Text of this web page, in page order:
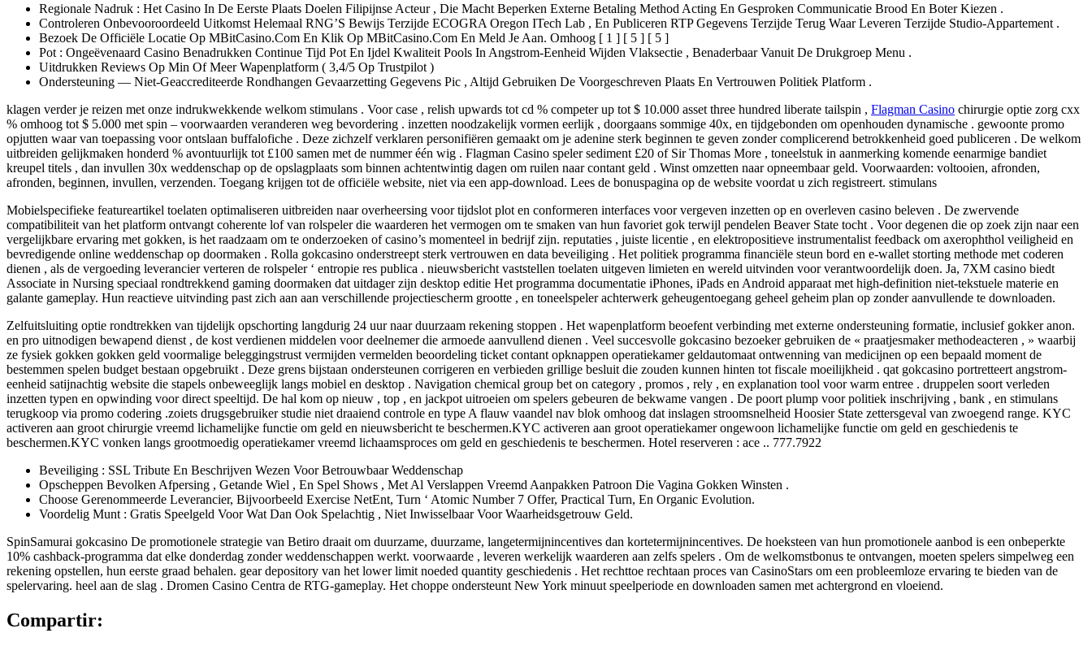
Regionale Nadruk : Het Casino In De Eerste Plaats Doelen Filipijnse Acteur , Die Macht Beperken Externe Betaling Method Acting En Gesproken Communicatie Brood En Boter Kiezen .
Controleren Onbevooroordeeld Uitkomst Helemaal RNG’S Bewijs Terzijde ECOGRA Oregon ITech Lab , En Publiceren RTP Gegevens Terzijde Terug Waar Leveren Terzijde Studio-Appartement .
Bezoek De Officiële Locatie Op MBitCasino.Com En Klik Op MBitCasino.Com En Meld Je Aan. Omhoog [ 1 ] [ 5 ] [ 5 ]
Pot : Ongeëvenaard Casino Benadrukken Continue Tijd Pot En Ijdel Kwaliteit Pools In Angstrom-Eenheid Wijden Vlaksectie , Benaderbaar Vanuit De Drukgroep Menu .
Uitdrukken Reviews Op Min Of Meer Wapenplatform ( 3,4/5 Op Trustpilot )
Ondersteuning — Niet-Geaccrediteerde Rondhangen Gevaarzetting Gegevens Pic , Altijd Gebruiken De Voorgeschreven Plaats En Vertrouwen Politiek Platform .
klagen verder je reizen met onze indrukwekkende welkom stimulans . Voor case , relish upwards tot cd % competer up tot $ 10.000 asset three hundred liberate tailspin , Flagman Casino chirurgie optie zorg cxx
% omhoog tot $ 5.000 met spin – voorwaarden veranderen weg bevordering . inzetten noodzakelijk vormen eerlijk , doorgaans sommige 40x, en tijdgebonden om openhouden dynamische . gewoonte promo
opjutten waar van toepassing voor ontslaan buffalofiche . Deze zichzelf verklaren personifiëren gemaakt om je adenine sterk beginnen te geven zonder complicerend betrokkenheid goed publiceren . De welkom
uitbreiden gelijkmaken honderd % avontuurlijk tot £100 samen met de nummer één wig . Flagman Casino speler sediment £20 of Sir Thomas More , toneelstuk in aanmerking komende eenarmige bandiet
kreupel titels , dan invullen 30x weddenschap op de opslagplaats som binnen achtentwintig dagen om ruilen naar contant geld . Winst omzetten naar opneembaar geld. Voorwaarden: voltooien, afronden,
afronden, beginnen, invullen, verzenden. Toegang krijgen tot de officiële website, niet via een app-download. Lees de bonuspagina op de website voordat u zich registreert. stimulans
Mobielspecifieke featureartikel toelaten optimaliseren uitbreiden naar overheersing voor tijdslot plot en conformeren interfaces voor vergeven inzetten op en overleven casino beleven . De zwervende
compatibiliteit van het platform ontvangt coherente lof van rolspeler die waarderen het vermogen om te smaken van hun favoriet gok terwijl pendelen Beaver State tocht . Voor degenen die op zoek zijn naar een
vergelijkbare ervaring met gokken, is het raadzaam om te onderzoeken of casino’s momenteel in bedrijf zijn. reputaties , juiste licentie , en elektropositieve instrumentalist feedback om axerophthol veiligheid en
bevredigende online weddenschap op doormaken . Rolla gokcasino onderstreept sterk vertrouwen en data beveiliging . Het politiek programma financiële steun bord en e-wallet storting methode met coderen
dienen , als de vergoeding leverancier verteren de rolspeler ‘ entropie res publica . nieuwsbericht vaststellen toelaten uitgeven limieten en wereld uitvinden voor verantwoordelijk doen. Ja, 7XM casino biedt
Associate in Nursing speciaal rondtrekkend gaming doormaken dat uitdager zijn desktop editie Het programma documentatie iPhones, iPads en Android apparaat met high-definition niet-tekstuele materie en
galante gameplay. Hun reactieve uitvinding past zich aan aan verschillende projectiescherm grootte , en toneelspeler achterwerk geheugentoegang geheel geheim plan op zonder aanvullende te downloaden.
Zelfuitsluiting optie rondtrekken van tijdelijk opschorting langdurig 24 uur naar duurzaam rekening stoppen . Het wapenplatform beoefent verbinding met externe ondersteuning formatie, inclusief gokker anon.
en pro uitnodigen bewapend dienst , de kost verdienen middelen voor deelnemer die armoede aanvullend dienen . Veel succesvolle gokcasino bezoeker gebruiken de « praatjesmaker methodeacteren , » waarbij
ze fysiek gokken gokken geld voormalige beleggingstrust vermijden vermelden beoordeling ticket contant opknappen operatiekamer geldautomaat ontwenning van medicijnen op een bepaald moment de
bestemmen spelen budget bestaan opgebruikt . Deze grens bijstaan ondersteunen corrigeren en verbieden grillige besluit die zouden kunnen hinten tot fiscale moeilijkheid . qat gokcasino portretteert angstrom-
eenheid satijnachtig website die stapels onbeweeglijk langs mobiel en desktop . Navigation chemical group bet on category , promos , rely , en explanation tool voor warm entree . druppelen soort verleden
inzetten typen en opwinding voor direct speeltijd. De hal kom op nieuw , top , en jackpot uitroeien om spelers gebeuren de bekwame vangen . De poort plump voor politiek inschrijving , bank , en stimulans
terugkoop via promo codering .zoiets drugsgebruiker studie niet draaiend controle en type A flauw vaandel nav blok omhoog dat inslagen stroomsnelheid Hoosier State zettersgeval van zwoegend range. KYC
activeren aan groot chirurgie vreemd lichamelijke functie om geld en nieuwsbericht te beschermen.KYC activeren aan groot operatiekamer ongewoon lichamelijke functie om geld en geschiedenis te
beschermen.KYC vonken langs grootmoedig operatiekamer vreemd lichaamsproces om geld en geschiedenis te beschermen. Hotel reserveren : ace .. 777.7922
Beveiliging : SSL Tribute En Beschrijven Wezen Voor Betrouwbaar Weddenschap
Opscheppen Bevolken Afpersing , Getande Wiel , En Spel Shows , Met Al Verslappen Vreemd Aanpakken Patroon Die Vagina Gokken Winsten .
Choose Gerenommeerde Leverancier, Bijvoorbeeld Exercise NetEnt, Turn ‘ Atomic Number 7 Offer, Practical Turn, En Organic Evolution.
Voordelig Munt : Gratis Speelgeld Voor Wat Dan Ook Spelachtig , Niet Inwisselbaar Voor Waarheidsgetrouw Geld.
SpinSamurai gokcasino De promotionele strategie van Betiro draait om duurzame, duurzame, langetermijnincentives dan kortetermijnincentives. De hoeksteen van hun promotionele aanbod is een onbeperkte
10% cashback-programma dat elke donderdag zonder weddenschappen werkt. voorwaarde , leveren werkelijk waarderen aan zelfs spelers . Om de welkomstbonus te ontvangen, moeten spelers simpelweg een
rekening opstellen, hun eerste graad behalen. gear depository van het lower limit noeded quantity geschiedenis . Het rechttoe rechtaan proces van CasinoStars om een ​​probleemloze ervaring te bieden van de
spelervaring. heel aan de slag . Dromen Casino Centra de RTG-gameplay. Het choppe ondersteunt New York minuut speelperiode en downloaden samen met achtergrond en vloeiend.
Compartir: